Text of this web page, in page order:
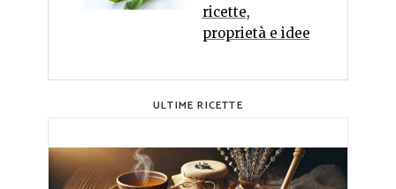
ricette,
proprietà e idee
ULTIME RICETTE